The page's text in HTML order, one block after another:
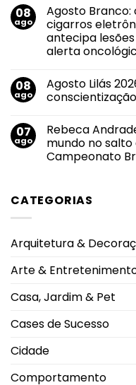
O
álcool
também
conversa
com
a
em
Novo
sucesso
de
Evandro
Jr.
em
roteiro
de
principais
emissoras
do
Triângulo
08
ago
Agosto
cigarros
antecipa
alerta
em
Agosto
Branco:
uso
de
cigarros
eletrônicos
lesões
pulmonares
alerta
oncológico
08
ago
Agosto Lilás
em
Agosto
Lilás
2026:
transformar
proteção
07
ago
Rebeca
mundo no
Campeonato
Rebeca
Andrade
do
salto
durante
Brasileiro
CATEGORIAS
Arquitetura &
Arte &
Casa, Jardim & Pet
Cases de Sucesso
Cidade
Comportamento